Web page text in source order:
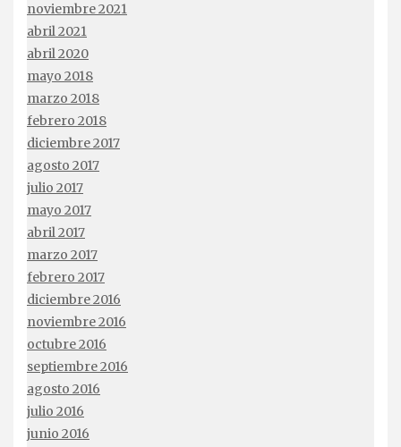
noviembre 2021
abril 2021
abril 2020
mayo 2018
marzo 2018
febrero 2018
diciembre 2017
agosto 2017
julio 2017
mayo 2017
abril 2017
marzo 2017
febrero 2017
diciembre 2016
noviembre 2016
octubre 2016
septiembre 2016
agosto 2016
julio 2016
junio 2016